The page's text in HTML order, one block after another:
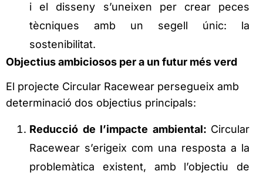
i el disseny s’uneixen per crear peces
tècniques amb un segell únic: la
sostenibilitat.
Objectius ambiciosos per a un futur més verd
El projecte Circular Racewear persegueix amb
determinació dos objectius principals:
Reducció de l’impacte ambiental: Circular
Racewear s’erigeix com una resposta a la
problemàtica existent, amb l’objectiu de